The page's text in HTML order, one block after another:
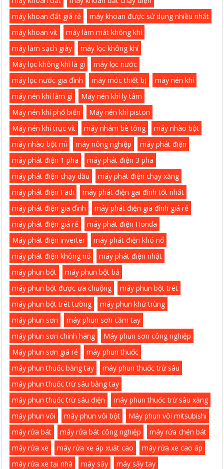
máy khoan đất giá rẻ
máy khoan được sử dụng nhiều nhất
máy khoan vít
máy làm mát không khí
máy làm sạch giày
máy lọc không khí
Máy lọc không khí là gì
máy lọc nước
máy lọc nước gia đình
máy móc thiết bị
máy nén khí
máy nén khí làm gì
Máy nén khí ly tâm
Máy nén khí phổ biến
Máy nén khí piston
Máy nén khí trục vít
máy nhám bê tông
máy nhào bột
máy nhào bột mì
máy nông nghiệp
máy phát điện
máy phát điện 1 pha
máy phát điện 3 pha
máy phát điện chạy dầu
máy phát điện chạy xăng
máy phát điện Fadi
máy phát điện gai đình tốt nhất
máy phát điện gia đình
máy phát điện gia đình giá rẻ
máy phát điện giá rẻ
máy phát điện Honda
Máy phát điện inverter
máy phát điện khó nổ
máy phát điện không nổ
máy phát điện nhật
máy phun bột
máy phun bột bả
máy phun bột được ưa chuộng
máy phun bột trét
máy phun bột trét tường
máy phun khử trùng
máy phun sơn
máy phun sơn cầm tay
máy phun sơn chính hãng
Máy phun sơn công nghiệp
Máy phun sơn giá rẻ
máy phun thuốc
máy phun thuốc bằng tay
máy phun thuốc trừ sâu
máy phun thuốc trừ sâu bằng tay
máy phun thuốc trừ sâu điện
máy phun thuốc trừ sâu xăng
máy phun vôi
máy phun vôi bột
Máy phun vôi mitsubishi
máy rửa bát
máy rửa bát công nghiệp
máy rửa chén bát
máy rửa xe
máy rửa xe áp xuất cao
máy rửa xe cao ấp
máy rửa xe tại nhà
máy sấy
máy sấy tay